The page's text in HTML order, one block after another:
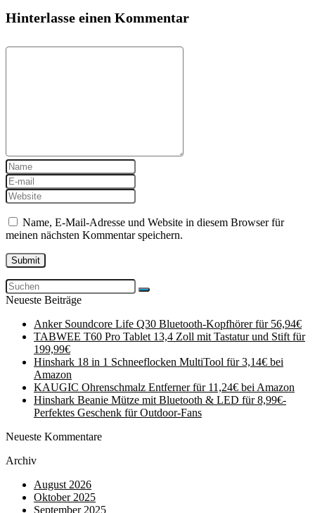
Hinterlasse einen Kommentar
Name, E-Mail-Adresse und Website in diesem Browser für
meinen nächsten Kommentar speichern.
Neueste Beiträge
Anker Soundcore Life Q30 Bluetooth-Kopfhörer für 56,94€
TABWEE T60 Pro Tablet 13,4 Zoll mit Tastatur und Stift für
199,99€
Hinshark 18 in 1 Schneeflocken MultiTool für 3,14€ bei
Amazon
KAUGIC Ohrenschmalz Entferner für 11,24€ bei Amazon
Hinshark Beanie Mütze mit Bluetooth & LED für 8,99€-
Perfektes Geschenk für Outdoor-Fans
Neueste Kommentare
Archiv
August 2026
Oktober 2025
September 2025